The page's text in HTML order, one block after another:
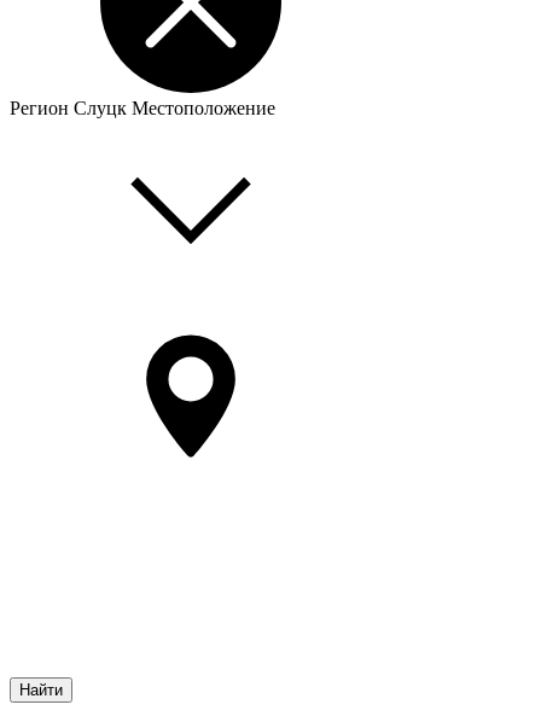
Регион Слуцк Местоположение